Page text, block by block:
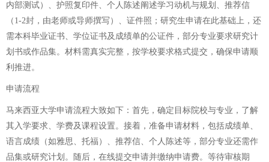
内部测试）、护照复印件、个人陈述阐述学习动机与规划、推荐信
（1-2封，由老师或导师撰写）、证件照；研究生申请在此基础上，还
需本科毕业证书、学位证书及成绩单的公证件，部分专业要求研究计
划书或作品集。材料需真实完整，按学校要求格式提交，确保申请顺
利推进。
申请流程
马来西亚大学申请流程大致如下：首先，确定目标院校与专业，了解
其入学要求、学费及课程设置。接着，准备申请材料，包括成绩单、
语言成绩（如雅思、托福）、推荐信、个人陈述等，部分专业还需作
品集或研究计划。随后，在线提交申请并缴纳申请费。等待审核期